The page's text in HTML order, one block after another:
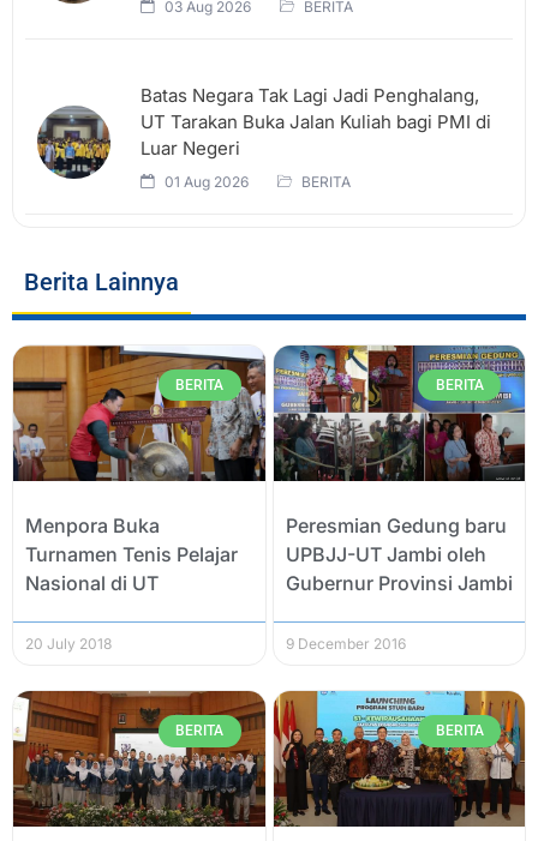
03 Aug 2026 BERITA
Batas Negara Tak Lagi Jadi Penghalang,
UT Tarakan Buka Jalan Kuliah bagi PMI di
Luar Negeri
01 Aug 2026 BERITA
Berita Lainnya
BERITA
Menpora Buka
Turnamen Tenis Pelajar
Nasional di UT
20 July 2018
BERITA
Peresmian Gedung baru
UPBJJ-UT Jambi oleh
Gubernur Provinsi Jambi
9 December 2016
BERITA BERITA